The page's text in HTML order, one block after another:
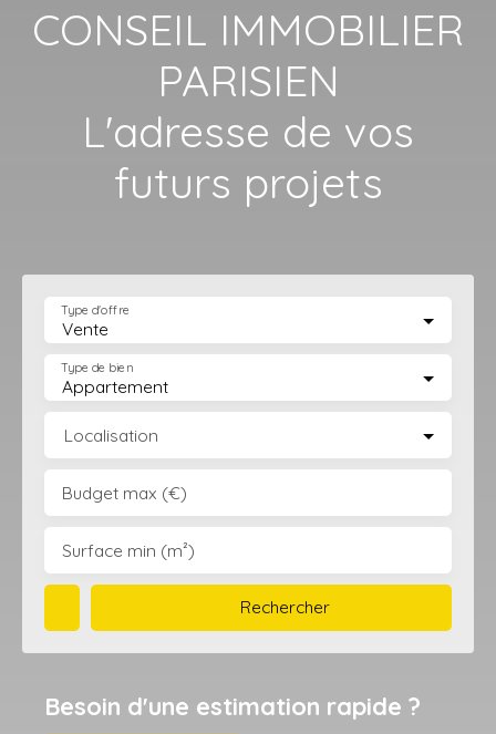
CONSEIL IMMOBILIER
PARISIEN
L'adresse de vos
futurs projets
Vente
Type d'offre
Appartement
Type de bien
Localisation
Budget max (€)
Surface min (m²)
Rechercher
Besoin d'une estimation rapide ?